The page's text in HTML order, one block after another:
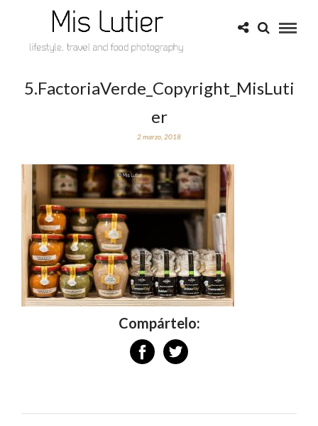
5.FactoriaVerde_Copyright_MisLuti
er
2 marzo, 2018
Compártelo: